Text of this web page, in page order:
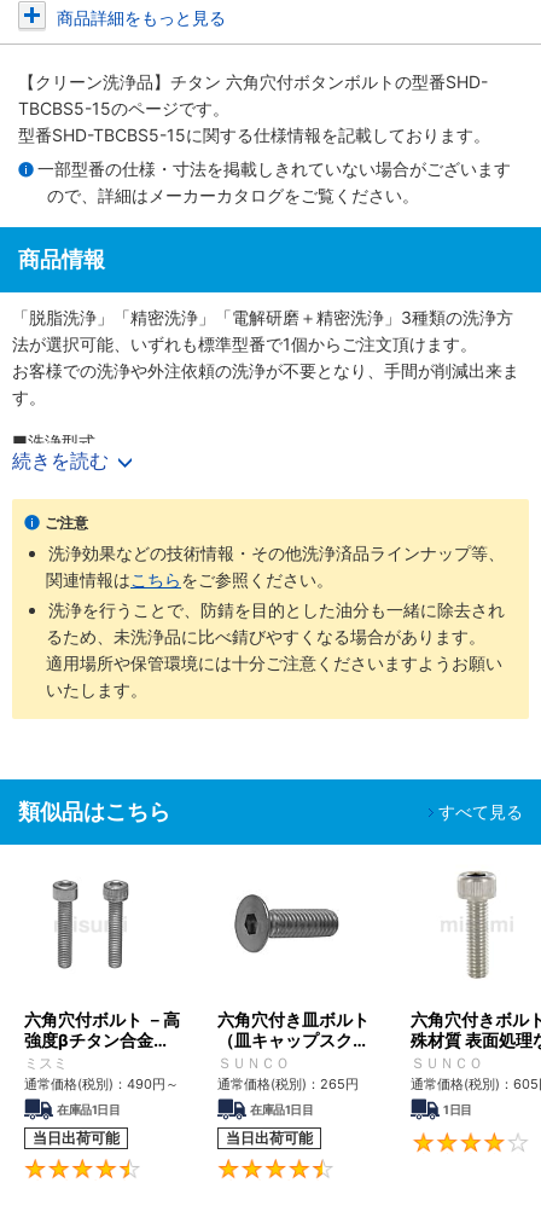
商品詳細をもっと見る
【クリーン洗浄品】チタン 六角穴付ボタンボルトの型番SHD-
TBCBS5-15のページです。
型番SHD-TBCBS5-15に関する仕様情報を記載しております。
一部型番の仕様・寸法を掲載しきれていない場合がございます
ので、詳細は メーカーカタログをご覧ください。
商品情報
「脱脂洗浄」「精密洗浄」「電解研磨＋精密洗浄」3種類の洗浄方
法が選択可能、いずれも標準型番で1個からご注文頂けます。
お客様での洗浄や外注依頼の洗浄が不要となり、手間が削減出来ま
す。
■洗浄型式
・脱脂洗浄（防錆1重梱包）
・精密洗浄（脱気2重梱包）
：型番SH-□□
・電解研磨＋精密洗浄（脱気2重梱包）
商品
型番
洗浄方法
梱包形
態
未洗浄品と
比べた効果
ご利用環境（目
□□
脱脂洗浄
防錆梱
包
油分除去 一般環境
通常組立工
程
バッテリー
SH-
□□
精密洗浄
脱気2
重梱包
油分除去
クリーン環境（ク 液晶関連組
立後工程
電解研磨
＋精密洗
油分除去
粉塵除去
真空環境
半導体前工
程
液晶成膜工
程
■ご留意事項
洗浄を行うことで、防錆を目的とした油分も一緒に除去されるた
め、未洗浄品に比べ錆びやすくなる場合があります。
適用場所や保管環境には十分ご注意くださいますようお願いいたし
ます。
続きを読む
ご注意
洗浄効果などの技術情報・その他洗浄済品ラインナップ等、
関連情報はこちらをご参照ください。
洗浄を行うことで、防錆を目的とした油分も一緒に除去され
るため、未洗浄品に比べ錆びやすくなる場合があります。
適用場所や保管環境には十分ご注意くださいますようお願い
いたします。
類似品はこちら すべて見る
六角穴付ボルト －高
強度βチタン合金・
純チタン－
ミスミ
通常価格(税別)： 490円 ～
在庫品1日目
当日出荷可能
4.6
六角穴付き皿ボルト
（皿キャップスクリ
ュー）
ＳＵＮＣＯ
通常価格(税別)： 265円
在庫品1日目
当日出荷可能
六角穴付きボル
殊材質 表面処理
全ねじ
ＳＵＮＣＯ
通常価格(税別)： 605
1日目